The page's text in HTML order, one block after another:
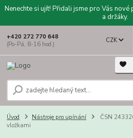
Nenechte si ujít! Přidali jsme pro Vás
a držáky.
CZK
+420 272 770 648
(Po-Pá, 8-16 hod.)
Úvod Nástroje pro upínání
ČSN
vložkami